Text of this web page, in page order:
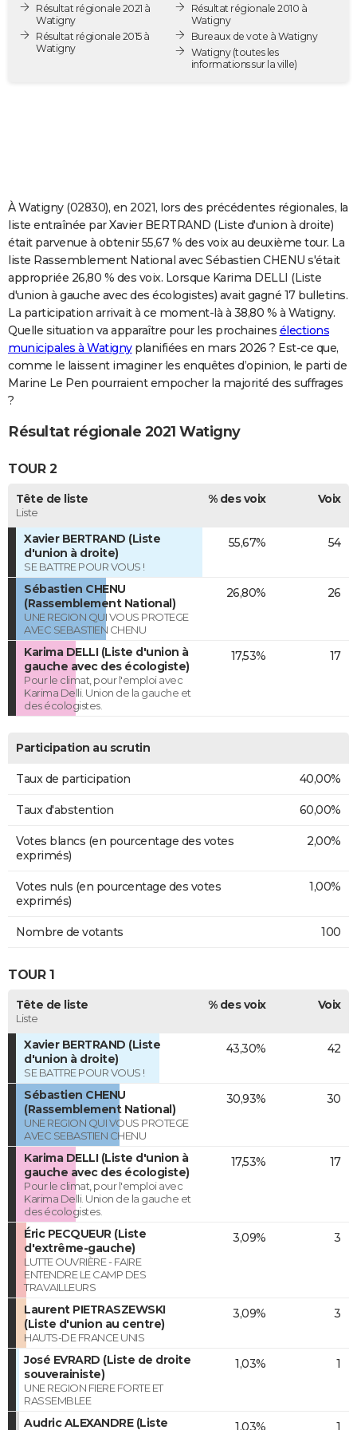
Destinations
City break
Voyage nature
Voyage de noces
Forum
PHOTO
GUIDES D'ACHAT
COPAINS D'AVANT
S'inscrire
Se connecter
Lycées
Collèges
Primaires
Universités
Entreprises
Service militaire
Avis de recherche
AVIS DE DÉCÈS
FORUM
Bricolage
Lifestyle
Culture
Sport
Television
Voyage
Cinema
Résultat régionale 2021 à
Watigny
Résultat régionale 2015 à
Watigny
Résultat régionale 2010 à
Watigny
Bureaux de vote à Watigny
Watigny(toutes les
informations sur la ville)
À Watigny (02830), en 2021, lors des précédentes régionales, la
liste entraînée par Xavier BERTRAND (Liste d'union à droite)
était parvenue à obtenir 55,67 % des voix au deuxième tour. La
liste Rassemblement National avec Sébastien CHENU s'était
appropriée 26,80 % des voix. Lorsque Karima DELLI (Liste
d'union à gauche avec des écologistes) avait gagné 17 bulletins.
La participation arrivait à ce moment-là à 38,80 % à Watigny.
Quelle situation va apparaître pour les prochaines élections
municipales à Watignyplanifiées en mars 2026 ? Est-ce que,
comme le laissent imaginer les enquêtes d’opinion, le parti de
Marine Le Pen pourraient empocher la majorité des suffrages
?
Résultat régionale 2021 Watigny
TOUR 2
Tête de liste
Liste
% des voix Voix
Xavier BERTRAND (Liste
d'union à droite)
SE BATTRE POUR VOUS !
55,67% 54
Sébastien CHENU
(Rassemblement National)
UNE REGION QUI VOUS PROTEGE
AVEC SEBASTIEN CHENU
26,80% 26
Karima DELLI (Liste d'union à
gauche avec des écologiste)
Pour le climat, pour l'emploi avec
Karima Delli. Union de la gauche et
des écologistes.
17,53% 17
Participation au scrutin
Taux de participation 40,00%
Taux d'abstention 60,00%
Votes blancs (en pourcentage des votes
exprimés)
2,00%
Votes nuls (en pourcentage des votes
exprimés)
1,00%
Nombre de votants 100
TOUR 1
Tête de liste
Liste
% des voix Voix
Xavier BERTRAND (Liste
d'union à droite)
SE BATTRE POUR VOUS !
43,30% 42
Sébastien CHENU
(Rassemblement National)
UNE REGION QUI VOUS PROTEGE
AVEC SEBASTIEN CHENU
30,93% 30
Karima DELLI (Liste d'union à
gauche avec des écologiste)
Pour le climat, pour l'emploi avec
Karima Delli. Union de la gauche et
des écologistes.
17,53% 17
Éric PECQUEUR (Liste
d'extrême-gauche)
LUTTE OUVRIÈRE - FAIRE
ENTENDRE LE CAMP DES
TRAVAILLEURS
3,09% 3
Laurent PIETRASZEWSKI
(Liste d'union au centre)
HAUTS-DE FRANCE UNIS
3,09% 3
José EVRARD (Liste de droite
souverainiste)
UNE REGION FIERE FORTE ET
RASSEMBLEE
1,03% 1
Audric ALEXANDRE (Liste 1,03% 1